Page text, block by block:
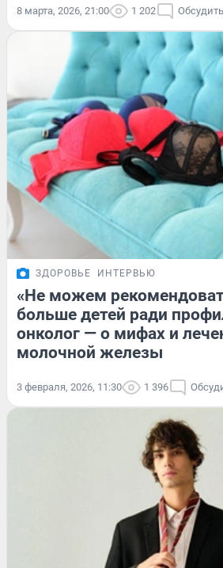
8 марта, 2026, 21:00 1 202 Обсудить
ЗДОРОВЬЕ ИНТЕРВЬЮ
«Не можем
больше детей ради
онколог — о мифах и
молочной железы
3 февраля, 2026, 11:30 1 396